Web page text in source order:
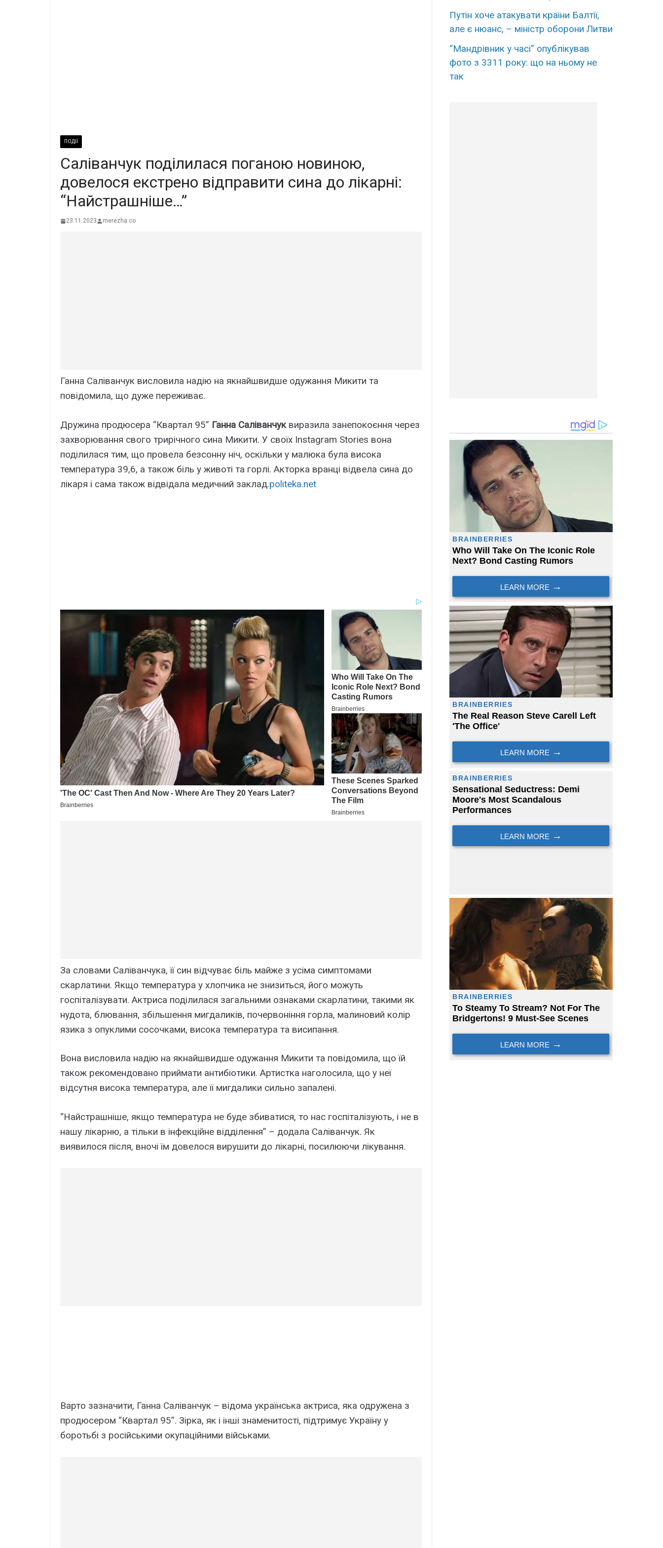
ПОДІЇ
Саліванчук поділилася поганою новиною,
довелося екстрено відправити сина до лікарні:
“Найстрашніше…”
23.11.2023 merezha.co
Ганна Саліванчук висловила надію на якнайшвидше одужання Микити та
повідомила, що дуже переживає.
Дружина продюсера “Квартал 95” Ганна Саліванчуквиразила занепокоєння через
захворювання свого трирічного сина Микити. У своїх Instagram Stories вона
поділилася тим, що провела безсонну ніч, оскільки у малюка була висока
температура 39,6, а також біль у животі та горлі. Акторка вранці відвела сина до
лікаря і сама також відвідала медичний заклад.politeka.net
За словами Саліванчука, її син відчуває біль майже з усіма симптомами
скарлатини. Якщо температура у хлопчика не знизиться, його можуть
госпіталізувати. Актриса поділилася загальними ознаками скарлатини, такими як
нудота, блювання, збільшення мигдаликів, почервоніння горла, малиновий колір
язика з опуклими сосочками, висока температура та висипання.
Вона висловила надію на якнайшвидше одужання Микити та повідомила, що їй
також рекомендовано приймати антибіотики. Артистка наголосила, що у неї
відсутня висока температура, але її мигдалики сильно запалені.
“Найстрашніше, якщо температура не буде збиватися, то нас госпіталізують, і не в
нашу лікарню, а тільки в інфекційне відділення” – додала Саліванчук. Як
виявилося після, вночі їм довелося вирушити до лікарні, посилюючи лікування.
Варто зазначити, Ганна Саліванчук – відома українська актриса, яка одружена з
продюсером “Квартал 95”. Зірка, як і інші знаменитості, підтримує Україну у
боротьбі з російськими окупаційними військами.
Путін хоче атакувати країни Балтії,
але є нюанс, – міністр оборони Литви
“Мандрівник у часі” опублікував
фото з 3311 року: що на ньому не
так